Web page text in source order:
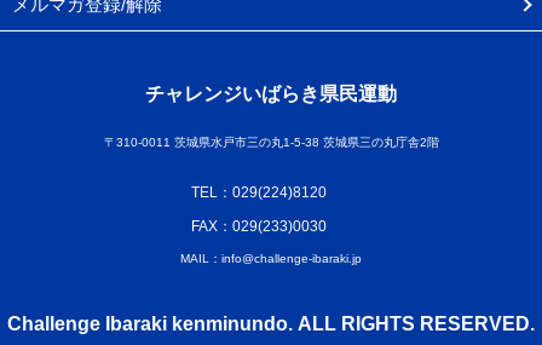
チャレンジいばらき県民運動
〒310-0011 茨城県水戸市三の丸1-5-38 茨城県三の丸庁舎2階
TEL：029(224)8120
FAX：029(233)0030
MAIL：info@challenge-ibaraki.jp
Challenge Ibaraki kenminundo. ALL RIGHTS RESERVED.